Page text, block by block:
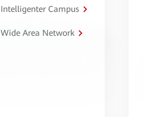
Intelligenter Campus
Wide Area Network